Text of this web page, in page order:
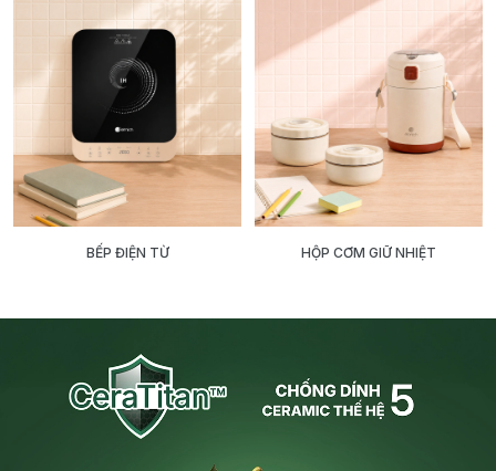
BẾP ĐIỆN TỪ HỘP CƠM GIỮ NHIỆT